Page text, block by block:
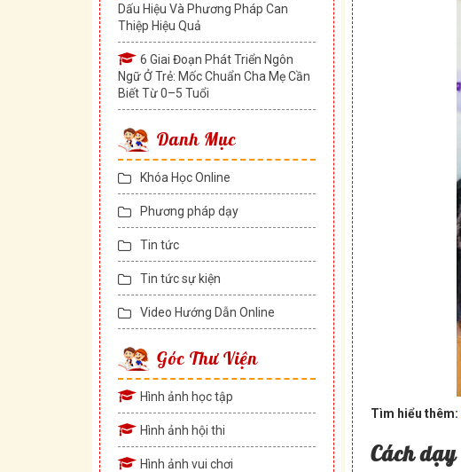
Dấu Hiệu Và Phương Pháp Can
Thiệp Hiệu Quả
6 Giai Đoạn Phát Triển Ngôn
Ngữ Ở Trẻ: Mốc Chuẩn Cha Mẹ Cần
Biết Từ 0–5 Tuổi
Danh Mục
Khóa Học Online
Phương pháp dạy
Tin tức
Tin tức sự kiện
Video Hướng Dẫn Online
Góc Thư Viện
Hình ảnh học tập
Hình ảnh hội thi
Hình ảnh vui chơi
Tìm hiểu thêm:
Cách